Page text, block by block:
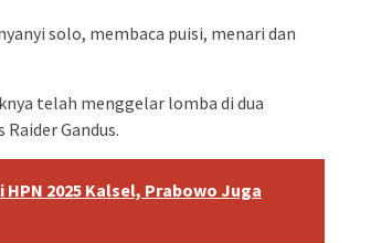
solo, membaca puisi, menari dan
telah menggelar lomba di dua
Gandus.
2025 Kalsel, Prabowo Juga